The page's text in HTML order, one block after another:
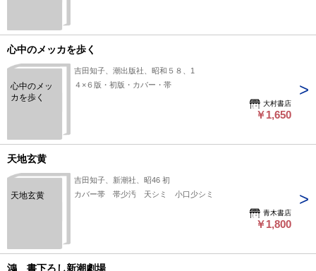
心中のメッカを歩く
心中のメッ
カを歩く
吉田知子、潮出版社、昭和５８、1
４×６版・初版・カバー・帯
大村書店
￥1,650
天地玄黄
天地玄黄
吉田知子、新潮社、昭46 初
カバー帯 帯少汚 天シミ 小口少シミ
青木書店
￥1,800
鴻 書下ろし新潮劇場